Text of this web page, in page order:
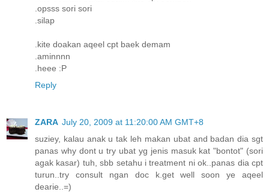
.opsss sori sori
.silap
.kite doakan aqeel cpt baek demam
.aminnnn
.heee :P
Reply
ZARA July 20, 2009 at 11:20:00 AM GMT+8
suziey, kalau anak u tak leh makan ubat and badan dia sgt
panas why dont u try ubat yg jenis masuk kat "bontot" (sori
agak kasar) tuh, sbb setahu i treatment ni ok..panas dia cpt
turun..try consult ngan doc k.get well soon ye aqeel
dearie..=)